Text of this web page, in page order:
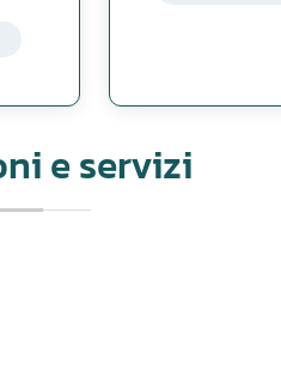
e servizi